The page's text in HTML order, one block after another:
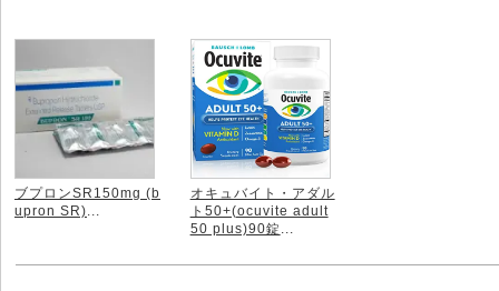
ブプロンSR150mg (b
upron SR)
オキュバイト・アダル
ト50+(ocuvite adult
50 plus)90錠